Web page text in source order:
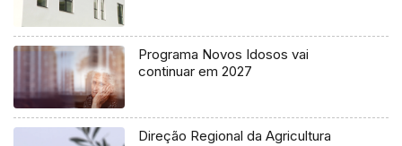
Programa Novos Idosos vai
continuar em 2027
Direção Regional da Agricultura